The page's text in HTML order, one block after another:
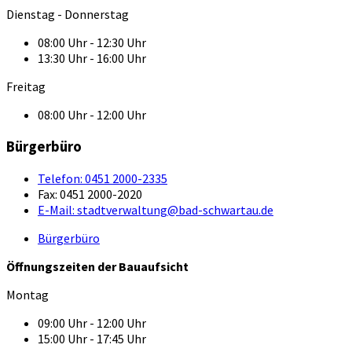
Dienstag - Donnerstag
08:00 Uhr - 12:30 Uhr
13:30 Uhr - 16:00 Uhr
Freitag
08:00 Uhr - 12:00 Uhr
Bürgerbüro
Telefon: 0451 2000-2335
Fax: 0451 2000-2020
E-Mail: stadtverwaltung@bad-schwartau.de
Bürgerbüro
Öffnungszeiten der Bauaufsicht
Montag
09:00 Uhr - 12:00 Uhr
15:00 Uhr - 17:45 Uhr